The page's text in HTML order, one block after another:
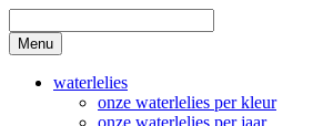
to
content
Search
Menu
waterlelies
onze waterlelies per kleur
onze waterlelies per jaar